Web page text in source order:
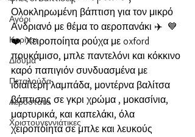
Αγόρι
Κορίτσι
Δίδυμα
Πεταλούδα
Αερόστατο
Χριστουγεννιάτικες
Ολοκληρωμένη βάπτιση για τον μικρό
Ανδριανό με θέμα το αεροπανάκι ✈️  💙
❤️  Χειροποίητα ρούχα με oxford
πουκάμισο, μπλε παντελόνι και κόκκινο
καρό παπιγιόν συνδυασμένα με
ιδιαίτερη λαμπάδα, μοντέρνα βαλίτσα
βάπτισης σε γκρι χρώμα , μοκασίνια,
μαρτυρικά, και καπελάκι, όλα
χειροποίητα σε μπλε και λευκούς